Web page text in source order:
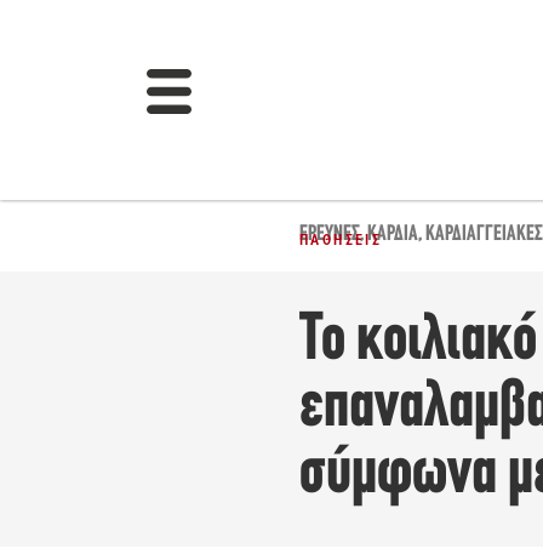
ΈΡΕΥΝΕΣ,ΚΑΡΔΙΆ,
ΠΑΘΉΣΕΙΣ
Το
σύμφωνα